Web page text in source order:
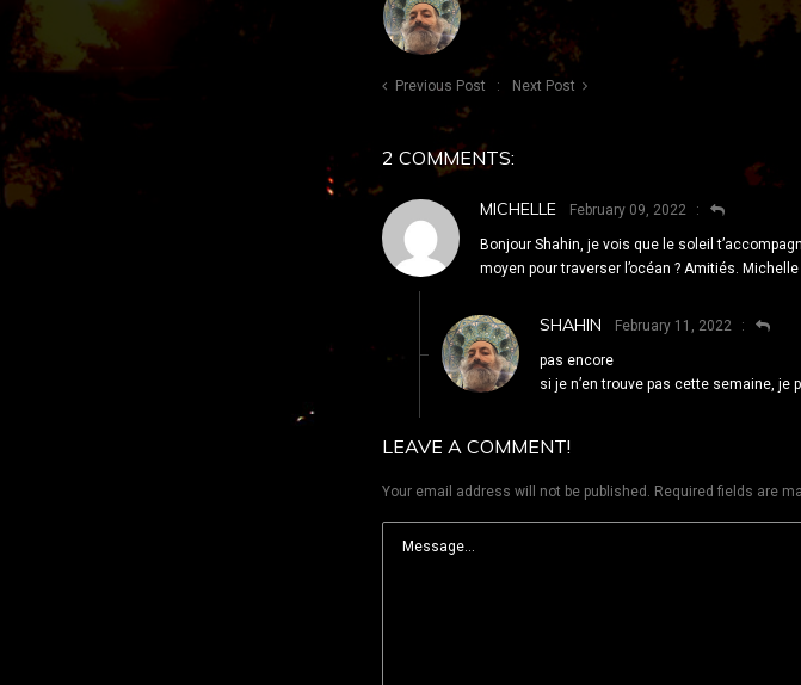
Previous Post Next Post
2 COMMENTS:
MICHELLE February 09, 2022
Bonjour Shahin, je vois que le soleil
moyen pour traverser l’océan ? Amitiés. Michelle
SHAHIN February 11, 2022
pas encore
si je n’en trouve pas cette semaine, je
LEAVE A COMMENT!
Your email address will not be published. Required fields are